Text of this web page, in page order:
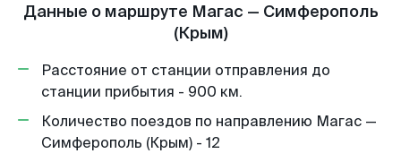
Данные о маршруте Магас — Симферополь
(Крым)
Расстояние от станции отправления до
станции прибытия - 900 км.
Количество поездов по направлению Магас —
Симферополь (Крым) - 12